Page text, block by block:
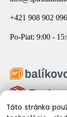
+421 908 902 096
Po-Piat: 9:00 -
Táto stránka